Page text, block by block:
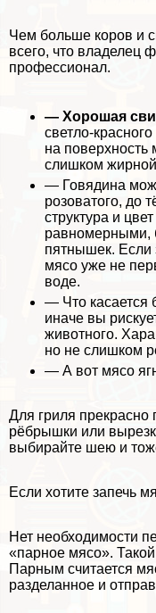
Чем больше коров и
всего, что владелец
профессионал.
— Хорошая
светло-
на
слишком
— Говядина
розоватого, до
структура и
равномерными,
пятнышек. Если
мясо уже не
воде.
— Что касается
иначе вы
животного.
но не слишком
— А вот мясо
Для гриля прекрасно
рёбрышки или
выбирайте шею и
Если хотите запечь
Нет необходимости
«парное мясо».
Парным считается
разделанное и